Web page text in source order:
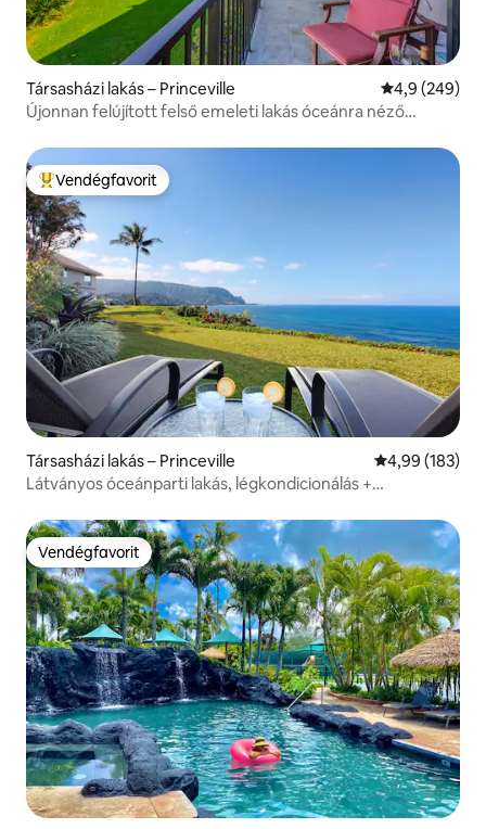
Társasházi lakás – Princeville Átlagos
4,9 (249)
Újonnan felújított felső emeleti lakás óceánra néző
Kiemelt vendégfavorit
Vendégfavorit
Társasházi lakás – Princeville Átlagos
4,99 (183)
Látványos óceánparti lakás, légkondicionálás +
Vendégfavorit
Vendégfavorit